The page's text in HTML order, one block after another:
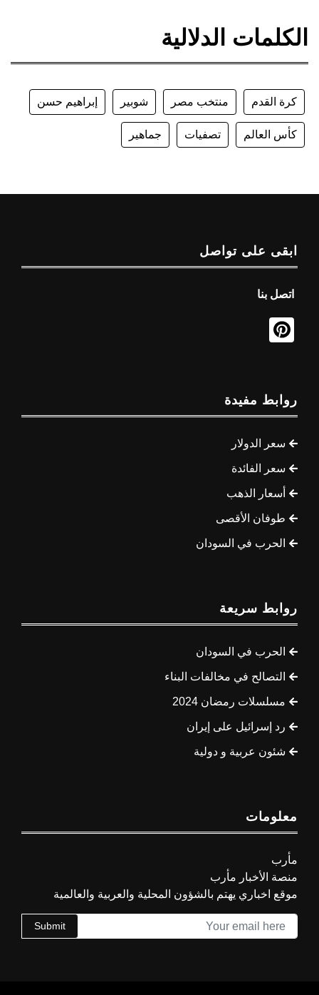
الكلمات الدلالية
كرة القدم منتخب مصر شوبير إبراهيم حسن
كأس العالم تصفيات جماهير
ابقى على تواصل
اتصل بنا
روابط مفيدة
سعر الدولار
سعر الفائدة
أسعار الذهب
طوفان الأقصى
الحرب في السودان
روابط سريعة
الحرب في السودان
التصالح في مخالفات البناء
مسلسلات رمضان 2024
رد إسرائيل على إيران
شئون عربية و دولية
معلومات
مأرب
منصة الأخبار مأرب
موقع اخباري يهتم بالشؤون المحلية والعربية والعالمية
Submit